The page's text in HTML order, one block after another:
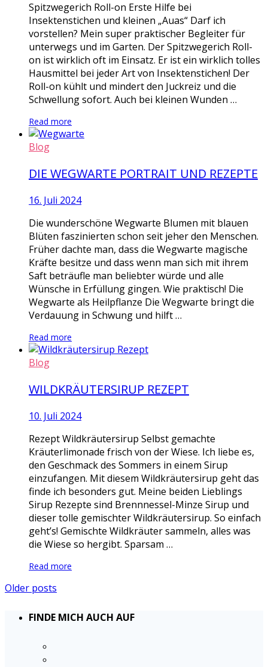
Spitzwegerich Roll-on Erste Hilfe bei
Insektenstichen und kleinen „Auas“ Darf ich
vorstellen? Mein super praktischer Begleiter für
unterwegs und im Garten. Der Spitzwegerich Roll-
on ist wirklich oft im Einsatz. Er ist ein wirklich tolles
Hausmittel bei jeder Art von Insektenstichen! Der
Roll-on kühlt und mindert den Juckreiz und die
Schwellung sofort. Auch bei kleinen Wunden …
Read more
Blog
DIE WEGWARTE PORTRAIT UND REZEPTE
16. Juli 2024
Die wunderschöne Wegwarte Blumen mit blauen
Blüten faszinierten schon seit jeher den Menschen.
Früher dachte man, dass die Wegwarte magische
Kräfte besitze und dass wenn man sich mit ihrem
Saft beträufle man beliebter würde und alle
Wünsche in Erfüllung gingen. Wie praktisch! Die
Wegwarte als Heilpflanze Die Wegwarte bringt die
Verdauung in Schwung und hilft …
Read more
Blog
WILDKRÄUTERSIRUP REZEPT
10. Juli 2024
Rezept Wildkräutersirup Selbst gemachte
Kräuterlimonade frisch von der Wiese. Ich liebe es,
den Geschmack des Sommers in einem Sirup
einzufangen. Mit diesem Wildkräutersirup geht das
finde ich besonders gut. Meine beiden Lieblings
Sirup Rezepte sind Brennnessel-Minze Sirup und
dieser tolle gemischter Wildkräutersirup. So einfach
geht’s! Gemischte Wildkräuter sammeln, alles was
die Wiese so hergibt. Sparsam …
Read more
Older posts
FINDE MICH AUCH AUF